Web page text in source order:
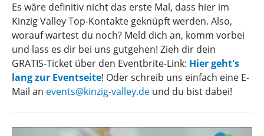
Es wäre definitiv nicht das erste Mal, dass hier im
Kinzig Valley Top-Kontakte geknüpft werden. Also,
worauf wartest du noch? Meld dich an, komm vorbei
und lass es dir bei uns gutgehen! Zieh dir dein
GRATIS-Ticket über den Eventbrite-Link: Hier geht's
lang zur Eventseite! Oder schreib uns einfach eine E-
Mail an events@kinzig-valley.de und du bist dabei!